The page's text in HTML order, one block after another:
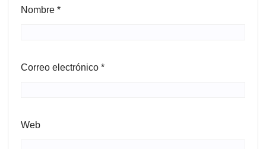
Nombre *
Correo electrónico *
Web